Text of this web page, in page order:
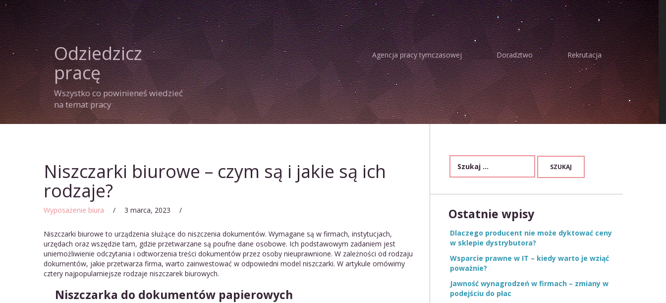
Odziedzicz
pracę
Wszystko co powinieneś wiedzieć
na temat pracy
Agencja pracy tymczasowej Doradztwo Rekrutacja
Niszczarki biurowe – czym są i jakie są ich
rodzaje?
Wyposażenie biura / 3 marca, 2023 /
Niszczarki biurowe to urządzenia służące do niszczenia dokumentów. Wymagane są w firmach, instytucjach,
urzędach oraz wszędzie tam, gdzie przetwarzane są poufne dane osobowe. Ich podstawowym zadaniem jest
uniemożliwienie odczytania i odtworzenia treści dokumentów przez osoby nieuprawnione. W zależności od rodzaju
dokumentów, jakie przetwarza firma, warto zainwestować w odpowiedni model niszczarki. W artykule omówimy
cztery najpopularniejsze rodzaje niszczarek biurowych.
Niszczarka do dokumentów papierowych
Ostatnie wpisy
Dlaczego producent nie może dyktować ceny
w sklepie dystrybutora?
Wsparcie prawne w IT – kiedy warto je wziąć
poważnie?
Jawność wynagrodzeń w firmach – zmiany w
podejściu do płac